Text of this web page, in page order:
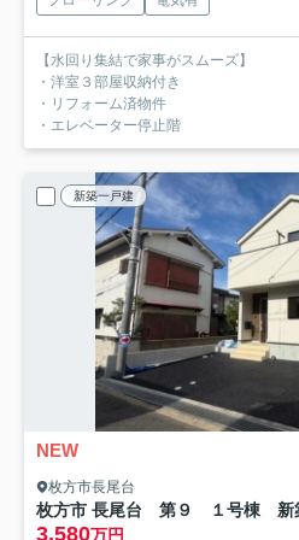
【水回り集結で家事がスムーズ】
・洋室３部屋収納付き
・リフォーム済物件
・エレベーター停止階
新築一戸建
NEW
枚方市長尾台
枚方市 長尾台 第９ １号棟 新
3,580万円